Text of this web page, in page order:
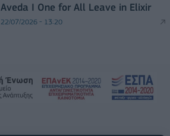
Aveda I One for All Leave in Elixir
22/07/2026 - 13:20